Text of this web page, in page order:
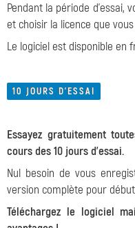
Pendant la période d'essai,
et choisir la licence que
Le logiciel est disponible en
10 JOURS D'ESSAI
Essayez gratuitement
cours des 10 jours d'essai.
Nul besoin de vous
version complète pour
Téléchargez le logiciel